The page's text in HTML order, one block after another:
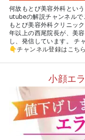
何故もとび美容外科とい
utubeの解説チャンネルで
もとび美容外科クリニッ
年以上の西尾院長が、美
し、発信しています。 チ
👇チャンネル登録はこち
小顔エ